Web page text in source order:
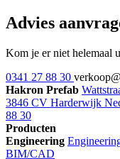
Advies
Kom je er niet helemaal
0341 27 88 30
Hakron Prefab
3846 CV Harderwijk
88 30
Producten
Engineering
BIM/CAD